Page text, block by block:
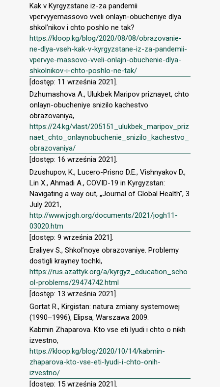
Kak v Kyrgyzstane iz-za pandemii
vpervyyemassovo vveli onlayn-obucheniye dlya
shkol’nikov i chto poshlo ne tak?
https://kloop.kg/blog/2020/08/08/obrazovanie-
ne-dlya-vseh-kak-v-kyrgyzstane-iz-za-pandemii-
vpervye-massovo-vveli-onlajn-obuchenie-dlya-
shkolnikov-i-chto-poshlo-ne-tak/
[dostęp: 11 września 2021].
Dzhumashova A., Ulukbek Maripov priznayet, chto
onlayn-obucheniye snizilo kachestvo
obrazovaniya,
https://24.kg/vlast/205151_ulukbek_maripov_priz
naet_chto_onlaynobuchenie_snizilo_kachestvo_
obrazovaniya/
[dostęp: 16 września 2021].
Dzushupov, K., Lucero-Prisno D.E., Vishnyakov D.,
Lin X., Ahmadi A., COVID-19 in Kyrgyzstan:
Navigating a way out, „Journal of Global Health”, 3
July 2021,
http://www.jogh.org/documents/2021/jogh11-
03020.htm
[dostęp: 9 września 2021].
Eraliyev S., Shkol’noye obrazovaniye. Problemy
dostigli krayney tochki,
https://rus.azattyk.org/a/kyrgyz_education_scho
ol-problems/29474742.html
[dostęp: 13 września 2021].
Gortat R., Kirgistan: natura zmiany systemowej
(1990–1996), Elipsa, Warszawa 2009.
Kabmin Zhaparova. Kto vse eti lyudi i chto o nikh
izvestno,
https://kloop.kg/blog/2020/10/14/kabmin-
zhaparova-kto-vse-eti-lyudi-i-chto-onih-
izvestno/
[dostęp: 15 września 2021].